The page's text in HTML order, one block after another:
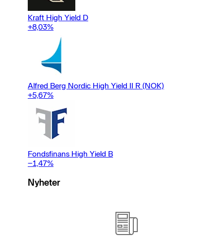
Kraft High Yield D
+8,03%
Alfred Berg Nordic High Yield II R (NOK)
+5,67%
Fondsfinans High Yield B
−1,47%
Nyheter